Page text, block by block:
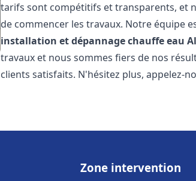
tarifs sont compétitifs et transparents, et
de commencer les travaux. Notre équipe
installation et dépannage chauffe eau
travaux et nous sommes fiers de nos
clients satisfaits. N'hésitez plus, appelez-
Zone intervention